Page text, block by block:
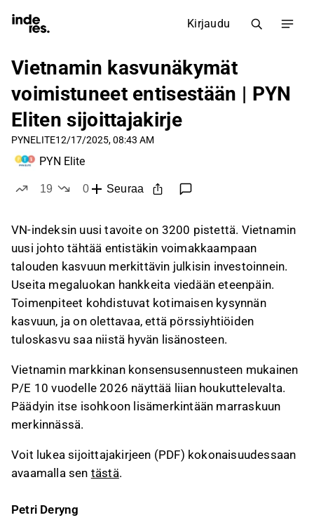
Kirjaudu
Vietnamin kasvunäkymät
voimistuneet entisestään | PYN
Eliten sijoittajakirje
PYNELITE12/17/2025, 08:43 AM
PYN Elite
19
0
Seuraa
VN-indeksin uusi tavoite on 3200 pistettä. Vietnamin
uusi johto tähtää entistäkin voimakkaampaan
talouden kasvuun merkittävin julkisin investoinnein.
Useita megaluokan hankkeita viedään eteenpäin.
Toimenpiteet kohdistuvat kotimaisen kysynnän
kasvuun, ja on olettavaa, että pörssiyhtiöiden
tuloskasvu saa niistä hyvän lisänosteen.
Vietnamin markkinan konsensusennusteen mukainen
P/E 10 vuodelle 2026 näyttää liian houkuttelevalta.
Päädyin itse isohkoon lisämerkintään marraskuun
merkinnässä.
Voit lukea sijoittajakirjeen (PDF) kokonaisuudessaan
avaamalla sen tästä.
Petri Deryng